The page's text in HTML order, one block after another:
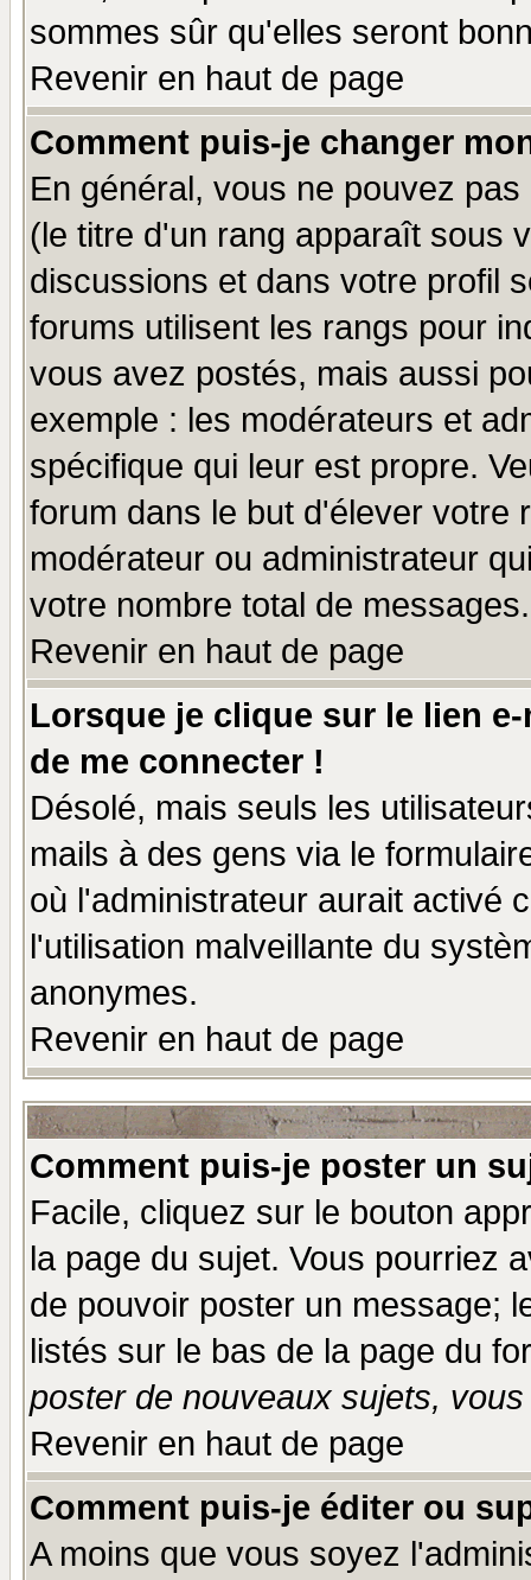
sommes sûr qu'elles seront
Revenir en haut de page
Comment puis-je changer
En général, vous ne pouvez
(le titre d'un rang apparaît sous
discussions et dans votre profil
forums utilisent les rangs pour
vous avez postés, mais aussi
exemple : les modérateurs et
spécifique qui leur est propre.
forum dans le but d'élever votre
modérateur ou administrateur
votre nombre total de messages.
Revenir en haut de page
Lorsque je clique sur le lien
de me connecter !
Désolé, mais seuls les
mails à des gens via le
où l'administrateur aurait activé
l'utilisation malveillante du
anonymes.
Revenir en haut de page
Comment puis-je poster un
Facile, cliquez sur le bouton
la page du sujet. Vous pourriez
de pouvoir poster un message;
listés sur le bas de la page du
poster de nouveaux sujets,
Revenir en haut de page
Comment puis-je éditer ou
A moins que vous soyez